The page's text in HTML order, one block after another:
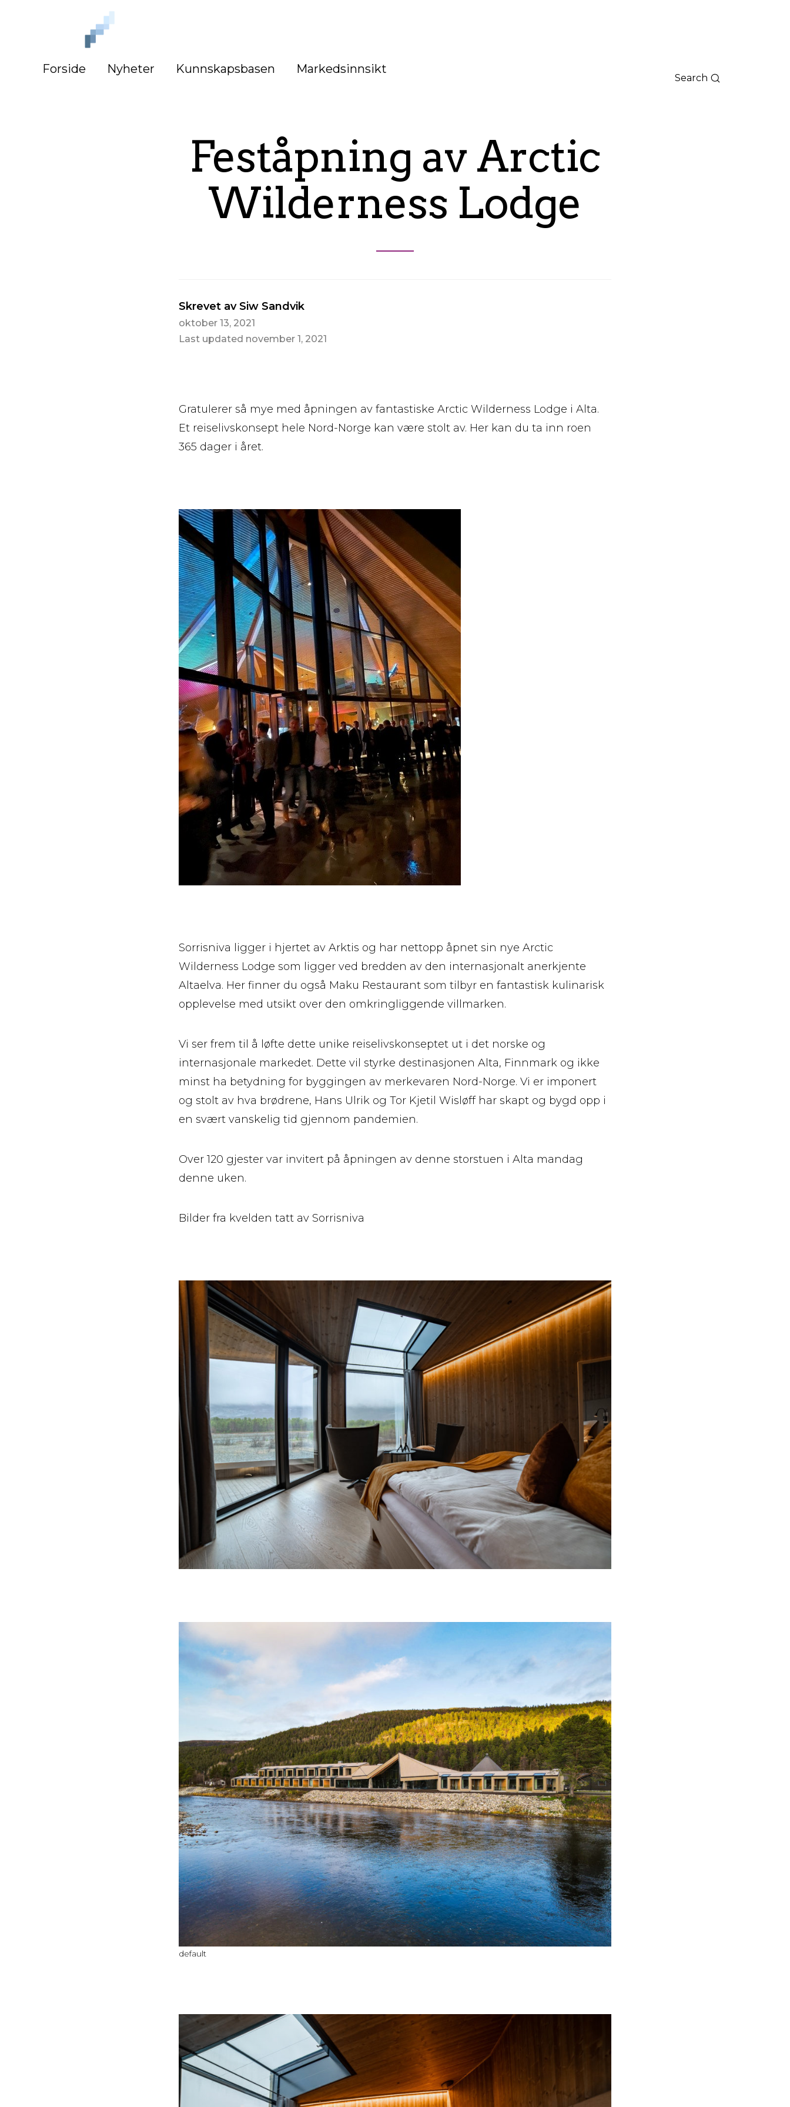
Nord
Norge
Forside Nyheter Kunnskapsbasen Markedsinnsikt
Search
Feståpning av Arctic
Wilderness Lodge
Skrevet av Siw Sandvik
oktober 13, 2021
Last updated november 1, 2021
Gratulerer så mye med åpningen av fantastiske Arctic Wilderness Lodge i Alta.
Et reiselivskonsept hele Nord-Norge kan være stolt av. Her kan du ta inn roen
365 dager i året.
Sorrisniva ligger i hjertet av Arktis og har nettopp åpnet sin nye Arctic
Wilderness Lodge som ligger ved bredden av den internasjonalt anerkjente
Altaelva. Her finner du også Maku Restaurant som tilbyr en fantastisk kulinarisk
opplevelse med utsikt over den omkringliggende villmarken.
Vi ser frem til å løfte dette unike reiselivskonseptet ut i det norske og
internasjonale markedet. Dette vil styrke destinasjonen Alta, Finnmark og ikke
minst ha betydning for byggingen av merkevaren Nord-Norge. Vi er imponert
og stolt av hva brødrene, Hans Ulrik og Tor Kjetil Wisløff har skapt og bygd opp i
en svært vanskelig tid gjennom pandemien.
Over 120 gjester var invitert på åpningen av denne storstuen i Alta mandag
denne uken.
Bilder fra kvelden tatt av Sorrisniva
default